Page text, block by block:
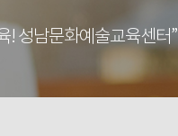
! 성남문화예술교육센터”